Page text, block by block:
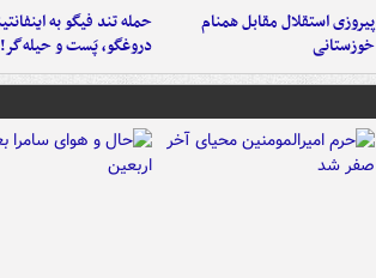
پیروزی استقلال مقابل همنام
خوزستانی
حمله تند فیگو به
دروغگو، پَست‌ و حیله‌گر!